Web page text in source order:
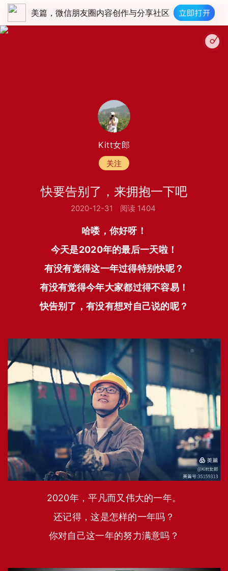
美篇，微信朋友圈内容创作与分享社区
Kitt女郎
关注
快要告别了，来拥抱一下吧
2020-12-31 阅读 1404
哈喽，你好呀！
今天是2020年的最后一天啦！
有没有觉得这一年过得特别快呢？
有没有觉得今年大家都过得不容易！
快告别了，有没有想对自己说的呢？
2020年，平凡而又伟大的一年。
还记得，这是怎样的一年吗？
你对自己这一年的努力满意吗？
我们都是追梦